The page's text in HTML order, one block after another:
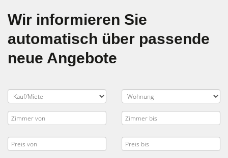
Wir informieren Sie
automatisch über passende
neue Angebote